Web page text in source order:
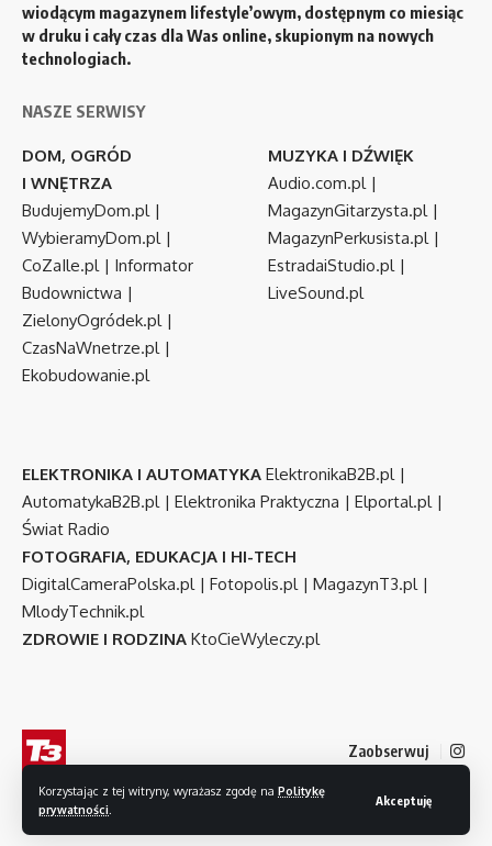
Korzystając z tej witryny, wyrażasz zgodę na Politykę
prywatności
Akceptuję
wiodącym magazynem lifestyle’owym, dostępnym co miesiąc
w druku i cały czas dla Was online, skupionym na nowych
technologiach.
NASZE SERWISY
DOM, OGRÓD
I WNĘTRZA
BudujemyDom.pl|
WybieramyDom.pl|
CoZaIle.pl| Informator
Budownictwa |
ZielonyOgródek.pl|
CzasNaWnetrze.pl|
Ekobudowanie.pl
MUZYKA I DŹWIĘK
Audio.com.pl|
MagazynGitarzysta.pl|
MagazynPerkusista.pl|
EstradaiStudio.pl|
LiveSound.pl
ELEKTRONIKA I AUTOMATYKA ElektronikaB2B.pl|
AutomatykaB2B.pl| Elektronika Praktyczna | Elportal.pl|
Świat Radio
FOTOGRAFIA, EDUKACJA I HI-TECH
DigitalCameraPolska.pl| Fotopolis.pl| MagazynT3.pl|
MlodyTechnik.pl
ZDROWIE I RODZINA KtoCieWyleczy.pl
Zaobserwuj